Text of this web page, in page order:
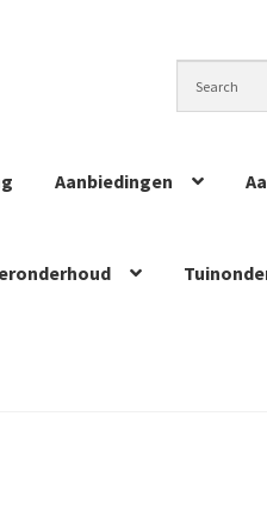
Aanbiedingen